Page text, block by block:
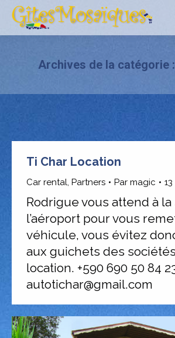
Archives de la catégorie :
Ti Char Location
Car rental, Partners Par magic
Rodrigue vous attend à
l’aéroport pour vous
véhicule, vous évitez
aux guichets des
location. +590 690 50 84
autotichar@gmail.com